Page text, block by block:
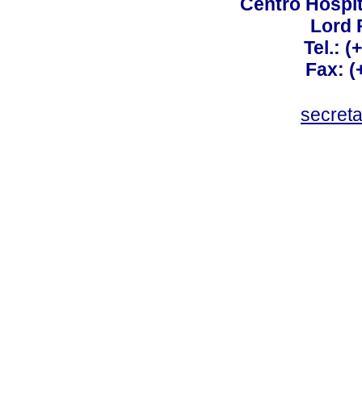
Centro
Lord
Tel.:
Fax: